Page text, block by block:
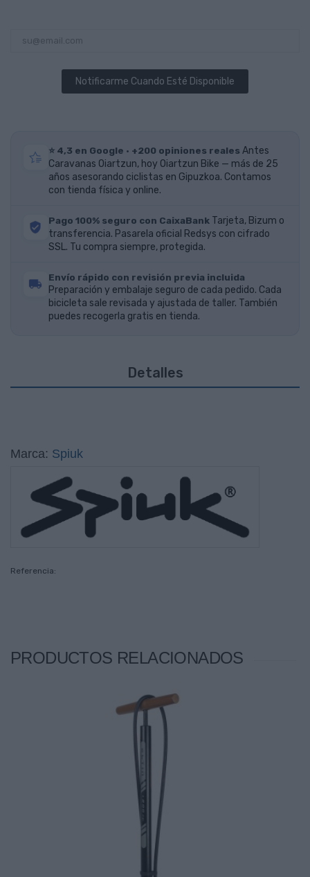
Notificarme Cuando Esté Disponible
⭐ 4,3 en Google · +200 opiniones reales Antes
Caravanas Oiartzun, hoy Oiartzun Bike — más de 25
años asesorando ciclistas en Gipuzkoa. Contamos
con tienda física y online.
Pago 100% seguro con CaixaBank Tarjeta, Bizum o
transferencia. Pasarela oficial Redsys con cifrado
SSL. Tu compra siempre, protegida.
Envío rápido con revisión previa incluida
Preparación y embalaje seguro de cada pedido. Cada
bicicleta sale revisada y ajustada de taller. También
puedes recogerla gratis en tienda.
Detalles
Marca: Spiuk
Referencia:
PRODUCTOS RELACIONADOS